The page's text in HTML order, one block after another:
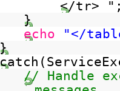
</tr>
}
echo "</
}
// Handle